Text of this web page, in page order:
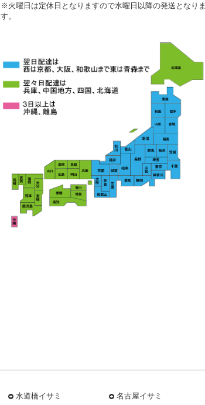
※火曜日は定休日となりますので水曜日以降の発送となりま
す。
水道橋イサミ 名古屋イサミ